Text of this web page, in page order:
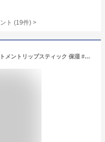
ト (19件) >
Paul & Joe ポール&ジョー トリートメントリップスティック 保湿 #401 レフィル リフィル